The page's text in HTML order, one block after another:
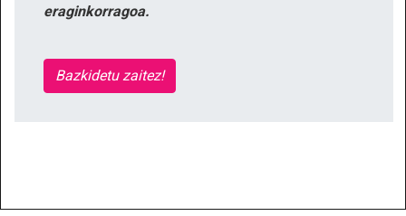
eraginkorragoa.
Bazkidetu zaitez!